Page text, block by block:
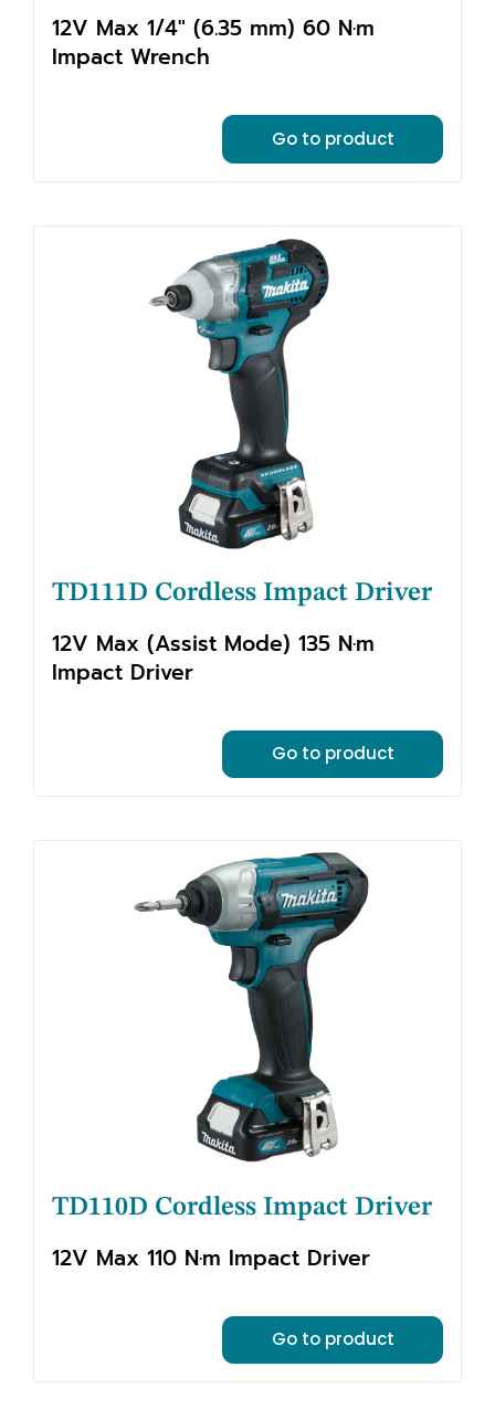
12V Max 1/4" (6.35 mm) 60 N·m
Impact Wrench
Go to product
TD111D Cordless Impact Driver
12V Max (Assist Mode) 135 N·m
Impact Driver
Go to product
TD110D Cordless Impact Driver
12V Max 110 N·m Impact Driver
Go to product